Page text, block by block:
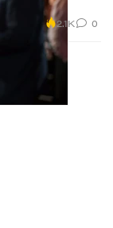
2.1K 0